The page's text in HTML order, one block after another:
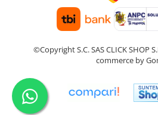
©Copyright S.C. SAS CLICK SHOP
commerce by